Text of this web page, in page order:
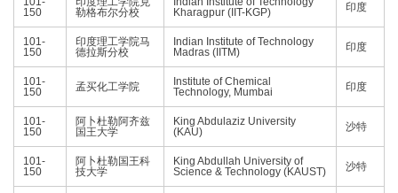
150
勒格布尔分校
Kharagpur (IIT-KGP)
印度
101-
150
印度理工学院马
德拉斯分校
Indian Institute of Technology
Madras (IITM)
印度
101-
150
孟买化工学院
Institute of Chemical
Technology, Mumbai
印度
101-
150
阿卜杜勒阿齐兹
国王大学
King Abdulaziz University
(KAU)
沙特
101-
150
阿卜杜勒国王科
技大学
King Abdullah University of
Science & Technology (KAUST)
沙特